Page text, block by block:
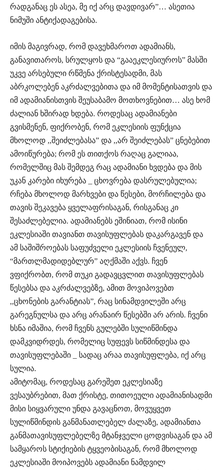
რადგანაც ეს ასეა, მე იქ არც დავდივარ”… ასეთია
ნიმუში ანტიქადაგებისა.
იმის მაგივრად, რომ დავეხმაროთ ადამიანს,
განავითაროს, სრულყოს და “გააეკლესიუროს” მასში
უკვე არსებული რწმენა ქრისტესადმი, მას
აბრკოლებენ აკრძალვებითა და იმ მომენტისათვის და
იმ ადამიანისთვის შეუსაბამო მოთხოვნებით… ასე ხომ
ძალიან ხშირად ხდება. როდესაც ადამიანები
გვისმენენ, ფიქრობენ, რომ ეკლესიის ფუნქცია
მხოლოდ ,,შეიძლებასა” და ,,არ შეიძლებას” ცნებებით
ამოიწურება; რომ ეს თითქოს რაღაც გალიაა,
რომელშიც მას შემდეგ რაც ადამიანი ხვდება და მის
უკან კარები იხურება _ ცხოვრება დასრულებულია;
რჩება მხოლოდ მარხვები და წესები, მორჩილება და
თავის შეკავება ყველაფრისაგან, რისგანაც კი
შესაძლებელია. ადამიანებს ეშინიათ, რომ ისინი
ეკლესიაში თავიანთ თავისუფლებას დაკარგავენ და
ამ საშიშროებას საფუძველი ეკლესიის ჩვენეულ,
“მართლმადიდებლურ” აღქმაში აქვს. ჩვენ
ვფიქრობთ, რომ თუკი გადავცვლით თავისუფლებას
წესებსა და აკრძალვებზე, ამით მოვიპოვებთ
,,ცხონების გარანტიას”, რაც სინამდვილეში არც
გარეგნულსა და არც არანაირ წესებში არ არის. ჩვენი
ხსნა იმაშია, რომ ჩვენს გულებში სულიწმინდა
დამკვიდრდეს, რომელიც სუფევს სიწმინდესა და
თავისუფლებაში _ სადაც არაა თავისუფლება, იქ არც
სულია.
ამიტომაც, როდესაც გარეშეთ ეკლესიაზე
ვესაუბრებით, მათ ქრისტე, თითოეული ადამიანისადმი
მისი სიყვარული უნდა გავაცნოთ, მოვუყვეთ
სულიწმინდის განმანათლებელ ძალაზე, ადამიანთა
განმათავისუფლებელზე მტანჯველი ცოდვისაგან და ამ
სამყაროს სტიქიების ტყვეობისაგან, რომ მხოლოდ
ეკლესიაში მოიპოვებს ადამიანი ნამდვილ